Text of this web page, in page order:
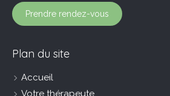
Prendre rendez-vous
Plan du site
Accueil
Votre thérapeute